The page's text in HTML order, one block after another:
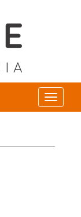
Toggle
navigation